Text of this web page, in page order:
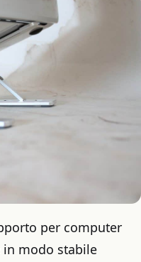
per computer
in modo stabile